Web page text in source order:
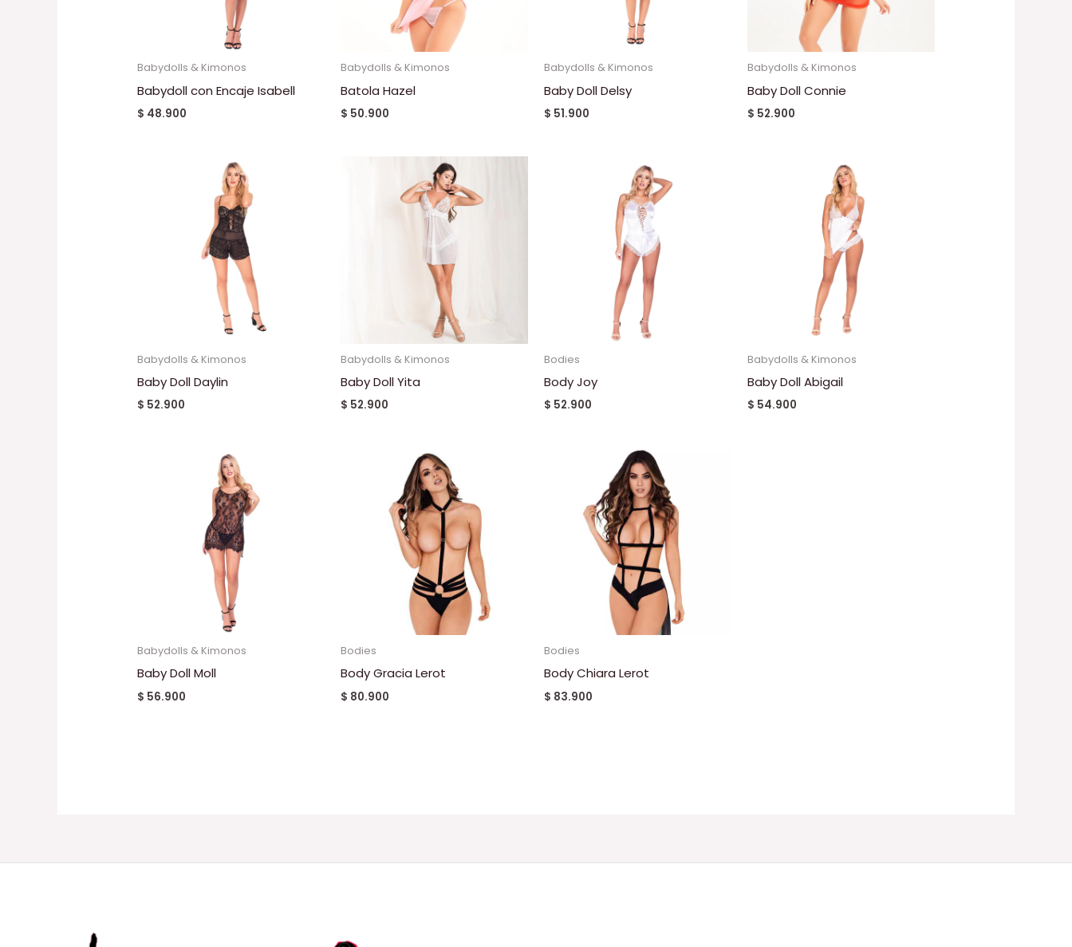
Babydolls & Kimonos
Babydoll con Encaje Isabell
$ 48.900
Babydolls & Kimonos
Batola Hazel
$ 50.900
Babydolls & Kimonos
Baby Doll Delsy
$ 51.900
Babydolls & Kimonos
Baby Doll Connie
$ 52.900
Babydolls & Kimonos
Baby Doll Daylin
$ 52.900
Babydolls & Kimonos
Baby Doll Yita
$ 52.900
Bodies
Body Joy
$ 52.900
Babydolls & Kimonos
Baby Doll Abigail
$ 54.900
Babydolls & Kimonos
Baby Doll Moll
$ 56.900
Bodies
Body Gracia Lerot
$ 80.900
Bodies
Body Chiara Lerot
$ 83.900